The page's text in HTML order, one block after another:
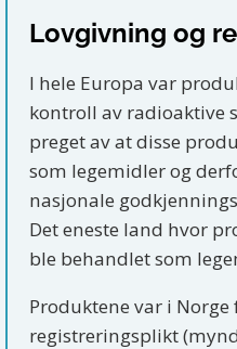
Lovgivning og
I hele Europa var
kontroll av radioaktive
preget av at disse
som legemidler og
nasjonale
Det eneste land hvor
ble behandlet som
Produktene var i
registreringsplikt